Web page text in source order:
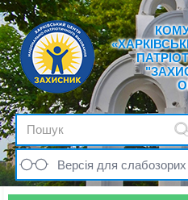
Версія для слабозорих